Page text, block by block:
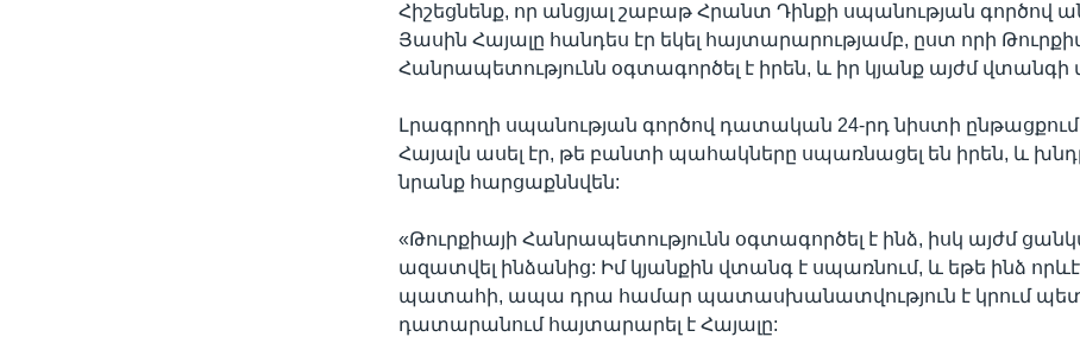
Հիշեցնենք, որ անցյալ շաբաթ Հրանտ Դինքի սպանության գործով
Յասին Հայալը հանդես էր եկել հայտարարությամբ, ըստ որի
Հանրապետությունն օգտագործել է իրեն, և իր կյանք այժմ վտանգի
Լրագրողի սպանության գործով դատական 24-րդ նիստի
Հայալն ասել էր, թե բանտի պահակները սպառնացել են իրեն, և
նրանք հարցաքննվեն:
«Թուրքիայի Հանրապետությունն օգտագործել է ինձ, իսկ այժմ
ազատվել ինձանից: Իմ կյանքին վտանգ է սպառնում, և եթե ինձ
պատահի, ապա դրա համար պատասխանատվություն է կրում
դատարանում հայտարարել է Հայալը: